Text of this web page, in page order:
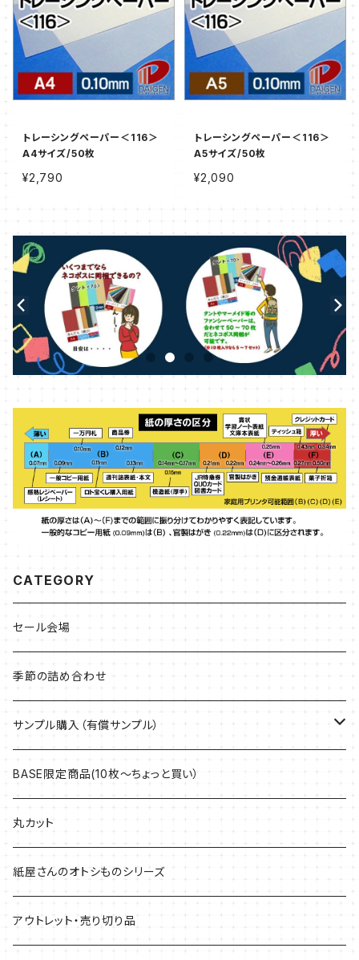
トレーシングペーパー＜116＞
A4サイズ/50枚
¥2,790
トレーシングペーパー＜116＞
A5サイズ/50枚
¥2,090
CATEGORY
セール会場
季節の詰め合わせ
サンプル購入（有償サンプル）
ケント紙・ぬり絵専用紙
アラベール
マルチプリンター用紙・インクジェット専用紙
上質紙・ヴァンヌーボ
BASE限定商品(10枚～ちょっと買い）
丸カット
紙屋さんのオトシものシリーズ
アウトレット・売り切り品